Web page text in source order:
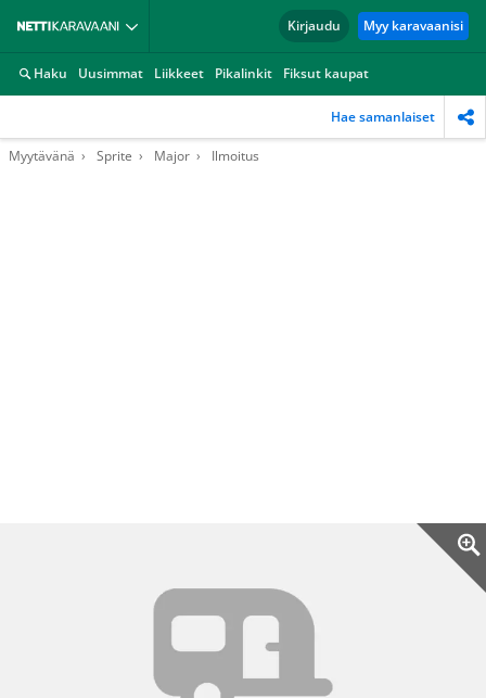
Kirjaudu Myy karavaanisi
Haku Uusimmat Liikkeet Pikalinkit Fiksut kaupat
Hae samanlaiset
Myytävänä Sprite Major Ilmoitus